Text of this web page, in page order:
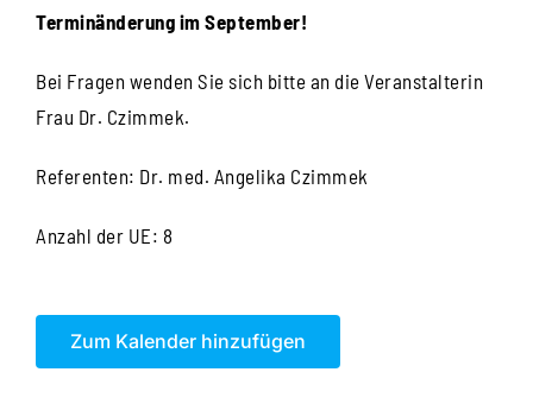
Terminänderung im September!
Bei Fragen wenden Sie sich bitte an die Veranstalterin
Frau Dr. Czimmek.
Referenten: Dr. med. Angelika Czimmek
Anzahl der UE: 8
Zum Kalender hinzufügen